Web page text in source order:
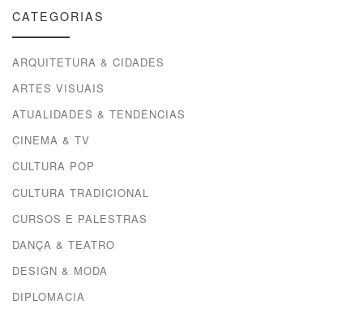
CATEGORIAS
ARQUITETURA & CIDADES
ARTES VISUAIS
ATUALIDADES & TENDÊNCIAS
CINEMA & TV
CULTURA POP
CULTURA TRADICIONAL
CURSOS E PALESTRAS
DANÇA & TEATRO
DESIGN & MODA
DIPLOMACIA